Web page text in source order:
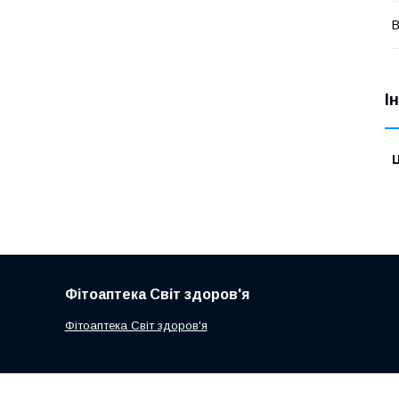
Фітоаптека Світ здоров'я
Фітоаптека Світ здоров'я